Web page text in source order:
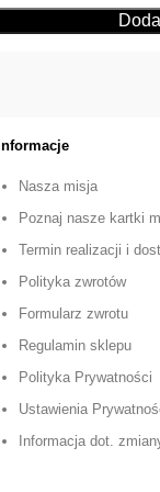
Informacje
Nasza misja
Poznaj nasze kartki
Termin realizacji i
Polityka zwrotów
Formularz zwrotu
Regulamin sklepu
Polityka Prywatności
Ustawienia
Informacja dot.